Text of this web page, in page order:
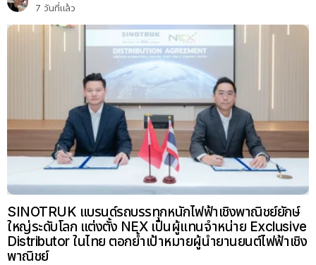
7 วันที่แล้ว
SINOTRUK แบรนด์รถบรรทุกหนักไฟฟ้าเชิงพาณิชย์ยักษ์
ใหญ่ระดับโลก แต่งตั้ง NEX เป็นผู้แทนจำหน่าย Exclusive
Distributor ในไทย ตอกย้ำเป้าหมายผู้นำยานยนต์ไฟฟ้าเชิง
พาณิชย์